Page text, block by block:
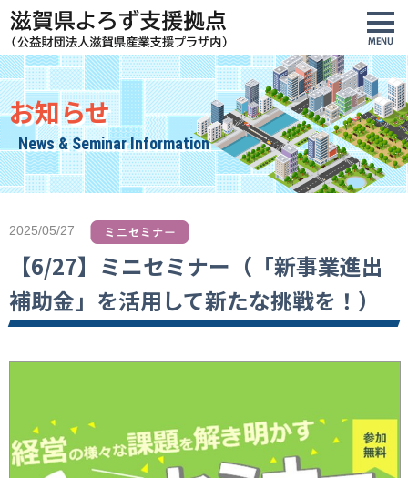
お知らせ
News & Seminar Information
2025/05/27
【6/27】ミニセミナー（「新事業進出
補助金」を活用して新たな挑戦を！）